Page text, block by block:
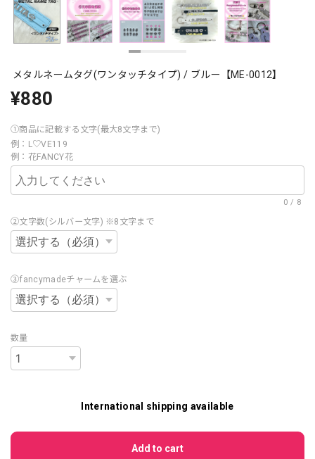
メタルネームタグ(ワンタッチタイプ) / ブルー【ME-0012】
¥880
①商品に記載する文字(最大8文字まで)
例：L♡VE119
例：花FANCY花
0 / 8
②文字数(シルバー文字) ※8文字まで
③fancymadeチャームを選ぶ
数量
International shipping available
Add to cart